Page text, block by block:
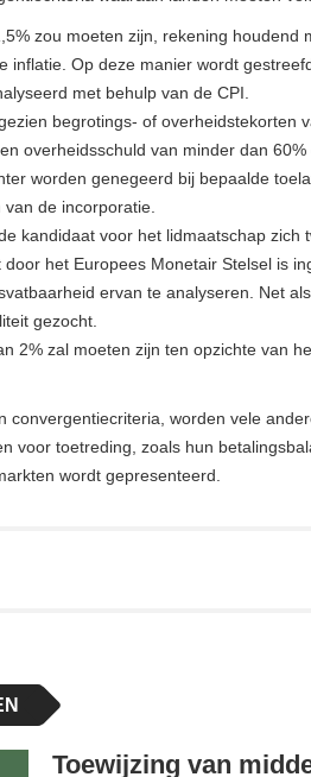
zou moeten zijn, rekening
inflatie. Op deze manier wordt
met behulp van de CPI.
begrotings- of overheidstekorten
overheidsschuld van minder dan
worden genegeerd bij bepaalde
de incorporatie.
kandidaat voor het lidmaatschap
het Europees Monetair Stelsel is
ervan te analyseren. Net
gezocht.
2% zal moeten zijn ten opzichte van
convergentiecriteria, worden vele
voor toetreding, zoals hun
wordt gepresenteerd.
Toewijzing van